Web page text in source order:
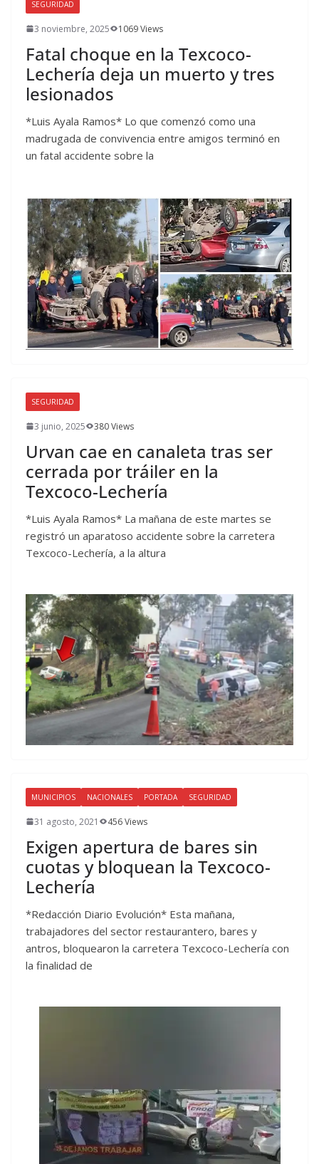
SEGURIDAD
3 noviembre, 2025 1069 Views
Fatal choque en la Texcoco-
Lechería deja un muerto y tres
lesionados
*Luis Ayala Ramos* Lo que comenzó como una
madrugada de convivencia entre amigos terminó en
un fatal accidente sobre la
SEGURIDAD
3 junio, 2025 380 Views
Urvan cae en canaleta tras ser
cerrada por tráiler en la
Texcoco-Lechería
*Luis Ayala Ramos* La mañana de este martes se
registró un aparatoso accidente sobre la carretera
Texcoco-Lechería, a la altura
MUNICIPIOS NACIONALES PORTADA SEGURIDAD
31 agosto, 2021 456 Views
Exigen apertura de bares sin
cuotas y bloquean la Texcoco-
Lechería
*Redacción Diario Evolución* Esta mañana,
trabajadores del sector restaurantero, bares y
antros, bloquearon la carretera Texcoco-Lechería con
la finalidad de